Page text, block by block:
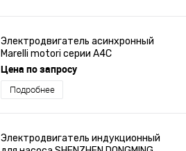
Электродвигатель асинхронный
Marelli motori серии A4C
Цена по запросу
Подробнее
Электродвигатель индукционный